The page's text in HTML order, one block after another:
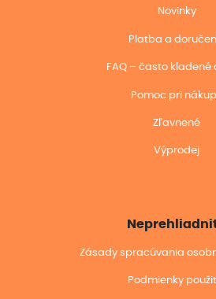
Novinky
Platba a
FAQ – často kladené
Pomoc pri
Zľavnené
Výprodej
Zásady spracúvania
Podmienky